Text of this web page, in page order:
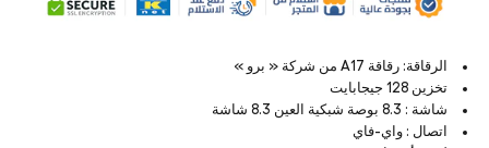
الرقاقة: رقاقة A17 من شركة « برو »
تخزين 128 جيجابايت
شاشة : 8.3 بوصة شبكية العين 8.3 شاشة
اتصال : واي-فاي